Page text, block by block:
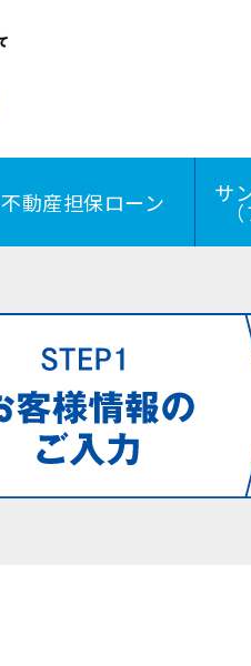
不動産担保ローン サ